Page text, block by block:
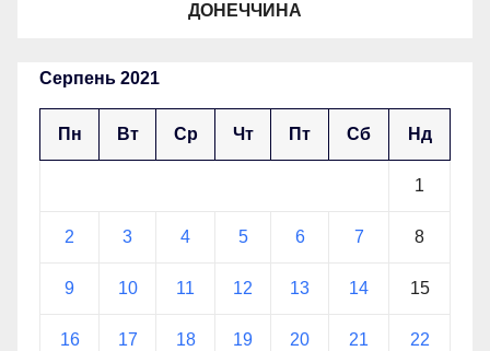
ДОНЕЧЧИНА
Серпень 2021
Пн Вт Ср Чт Пт Сб Нд
1
2 3 4 5 6 7 8
9 10 11 12 13 14 15
16 17 18 19 20 21 22